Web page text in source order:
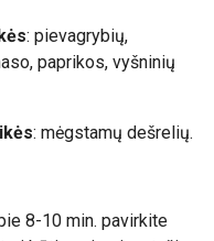
: pievagrybių,
paprikos, vyšninių
: mėgstamų dešrelių.
8-10 min. pavirkite